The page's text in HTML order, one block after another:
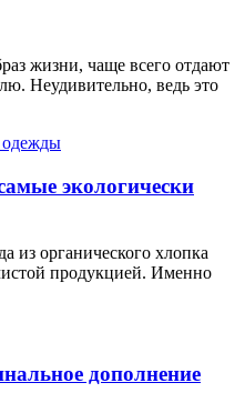
жизни, чаще всего отдают
Неудивительно, ведь это
экологически
из органического хлопка
продукцией. Именно
дополнение